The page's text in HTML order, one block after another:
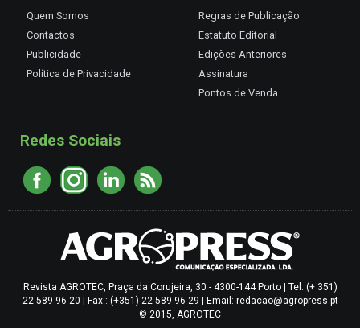
Quem Somos
Contactos
Publicidade
Política de Privacidade
Regras de Publicação
Estatuto Editorial
Edições Anteriores
Assinatura
Pontos de Venda
Redes Sociais
Revista AGROTEC, Praça da Corujeira, 30 - 4300-144 Porto | Tel: (+ 351)
22 589 96 20 | Fax : (+351) 22 589 96 29 | Email: redacao@agropress.pt
© 2015, AGROTEC